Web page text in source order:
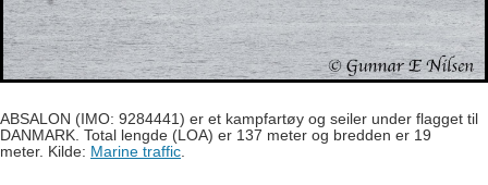
ABSALON (IMO: 9284441) er et kampfartøy og seiler under flagget til
DANMARK. Total lengde (LOA) er 137 meter og bredden er 19
meter. Kilde: Marine traffic